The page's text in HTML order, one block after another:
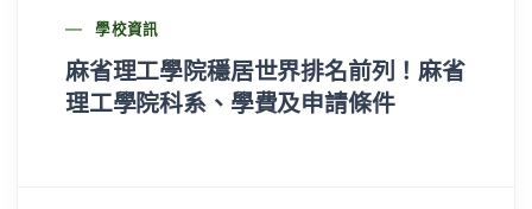
學校資訊
麻省理工學院穩居世界排名前列！麻省
理工學院科系、學費及申請條件